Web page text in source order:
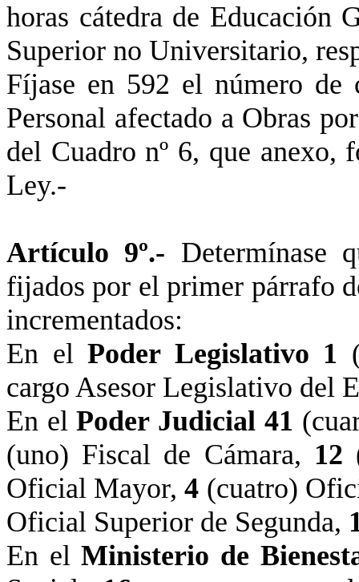
horas cátedra de Educación
Superior no Universitario,
Fíjase en 592 el número de
Personal afectado a Obras
del Cuadro nº 6, que anexo,
Ley.-
Artículo 9º.- Determínase
fijados por el primer párrafo
incrementados:
En elPoder Legislativo 1
cargo Asesor Legislativo del
En elPoder Judicial 41
(uno) Fiscal de Cámara, 12
Oficial Mayor,4 (cuatro)
Oficial Superior de Segunda,
En elMinisterio de